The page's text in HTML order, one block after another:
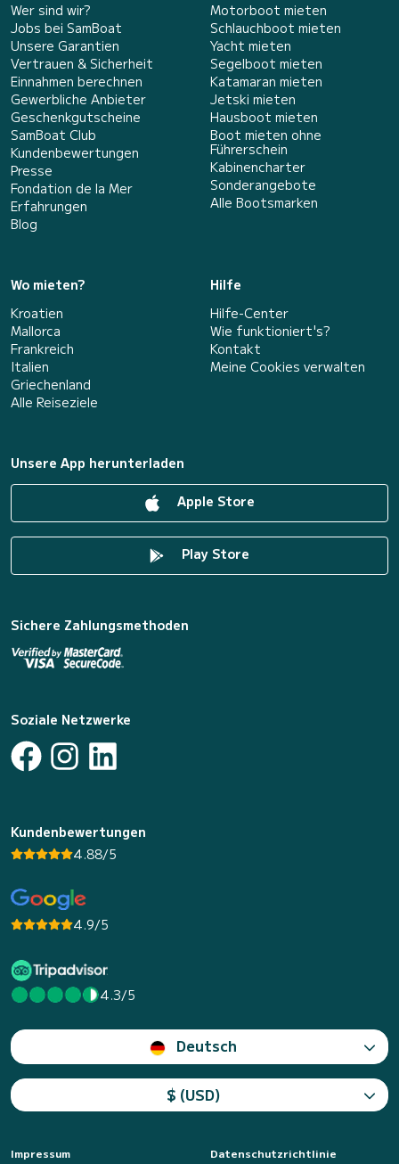
Wer sind wir?
Jobs bei SamBoat
Unsere Garantien
Vertrauen & Sicherheit
Einnahmen berechnen
Gewerbliche Anbieter
Geschenkgutscheine
SamBoat Club
Kundenbewertungen
Presse
Fondation de la Mer
Erfahrungen
Blog
Motorboot mieten
Schlauchboot mieten
Yacht mieten
Segelboot mieten
Katamaran mieten
Jetski mieten
Hausboot mieten
Boot mieten ohne
Führerschein
Kabinencharter
Sonderangebote
Alle Bootsmarken
Wo mieten?
Kroatien
Mallorca
Frankreich
Italien
Griechenland
Alle Reiseziele
Hilfe
Hilfe-Center
Wie funktioniert's?
Kontakt
Meine Cookies verwalten
Unsere App herunterladen
Apple Store
Play Store
Sichere Zahlungsmethoden
Soziale Netzwerke
Kundenbewertungen
4.88/5
4.9/5
4.3/5
Deutsch
$ (USD)
Impressum
Datenschutzrichtlinie